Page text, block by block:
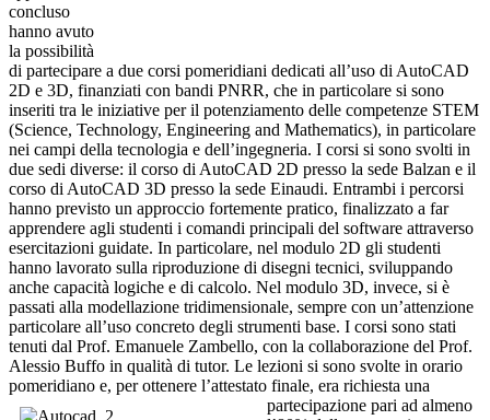
concluso
hanno avuto
la possibilità
di partecipare a due corsi pomeridiani dedicati all’uso di AutoCAD
2D e 3D, finanziati con bandi PNRR, che in particolare si sono
inseriti tra le iniziative per il potenziamento delle competenze STEM
(Science, Technology, Engineering and Mathematics), in particolare
nei campi della tecnologia e dell’ingegneria. I corsi si sono svolti in
due sedi diverse: il corso di AutoCAD 2D presso la sede Balzan e il
corso di AutoCAD 3D presso la sede Einaudi. Entrambi i percorsi
hanno previsto un approccio fortemente pratico, finalizzato a far
apprendere agli studenti i comandi principali del software attraverso
esercitazioni guidate. In particolare, nel modulo 2D gli studenti
hanno lavorato sulla riproduzione di disegni tecnici, sviluppando
anche capacità logiche e di calcolo. Nel modulo 3D, invece, si è
passati alla modellazione tridimensionale, sempre con un’attenzione
particolare all’uso concreto degli strumenti base. I corsi sono stati
tenuti dal Prof. Emanuele Zambello, con la collaborazione del Prof.
Alessio Buffo in qualità di tutor. Le lezioni si sono svolte in orario
pomeridiano e, per ottenere l’attestato finale, era richiesta una
partecipazione pari ad almeno